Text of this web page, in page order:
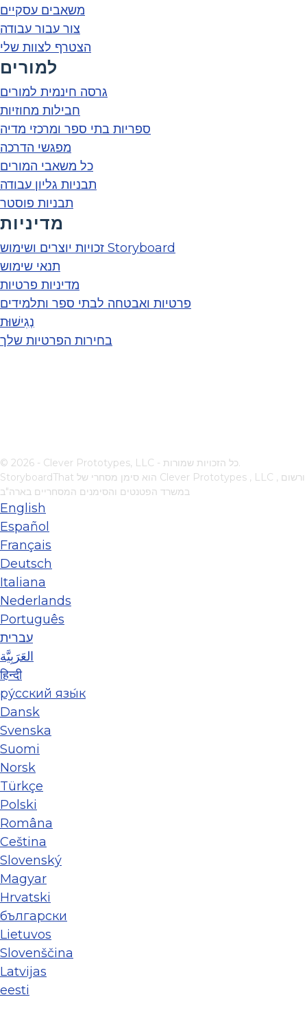
משאבים עסקיים
צור עבור עבודה
הצטרף לצוות שלי
למורים
גרסה חינמית למורים
חבילות מחוזיות
ספריות בתי ספר ומרכזי מדיה
מפגשי הדרכה
כל משאבי המורים
תבניות גליון עבודה
תבניות פוסטר
מדיניות
זכויות יוצרים ושימוש Storyboard
תנאי שימוש
מדיניות פרטיות
פרטיות ואבטחה לבתי ספר ותלמידים
נְגִישׁוּת
בחירות הפרטיות שלך
© 2026 - Clever Prototypes, LLC - כל הזכויות שמורות.
Clever Prototypes , LLC , ורשום
במשרד הפטנטים והסימנים המסחריים בארה"ב
English
Español
Français
Deutsch
Italiana
Nederlands
Português
עברית
العَرَبِيَّة
हिन्दी
ру́сский язы́к
Dansk
Svenska
Suomi
Norsk
Türkçe
Polski
Româna
Ceština
Slovenský
Magyar
Hrvatski
български
Lietuvos
Slovenščina
Latvijas
eesti